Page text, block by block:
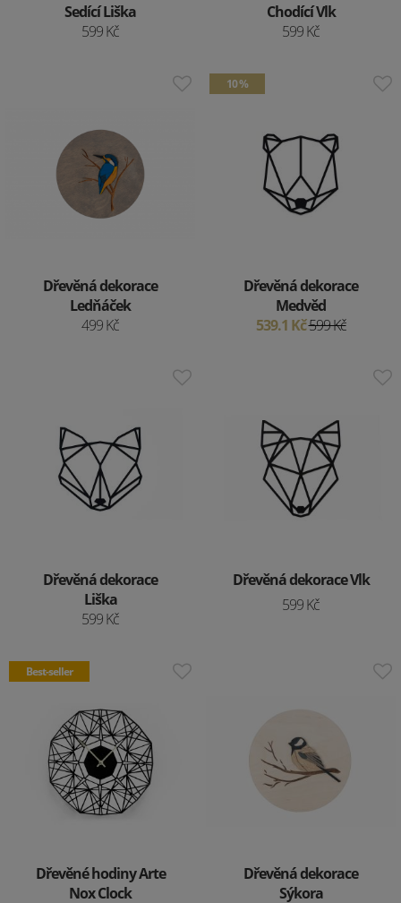
Sedící Liška
599 Kč
Chodící Vlk
599 Kč
Dřevěná dekorace
Ledňáček
499 Kč
10 %
Dřevěná dekorace
Medvěd
539.1 Kč599 Kč
Dřevěná dekorace
Liška
599 Kč
Dřevěná dekorace Vlk
599 Kč
Best-seller
Dřevěné hodiny Arte
Nox Clock
Dřevěná dekorace
Sýkora